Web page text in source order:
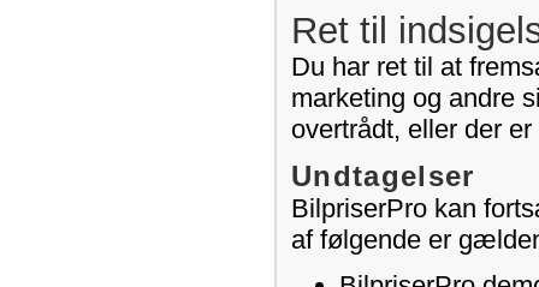
Ret til
Du har ret til at
marketing og andre
overtrådt, eller der
Undtagelser
BilpriserPro kan
af følgende er